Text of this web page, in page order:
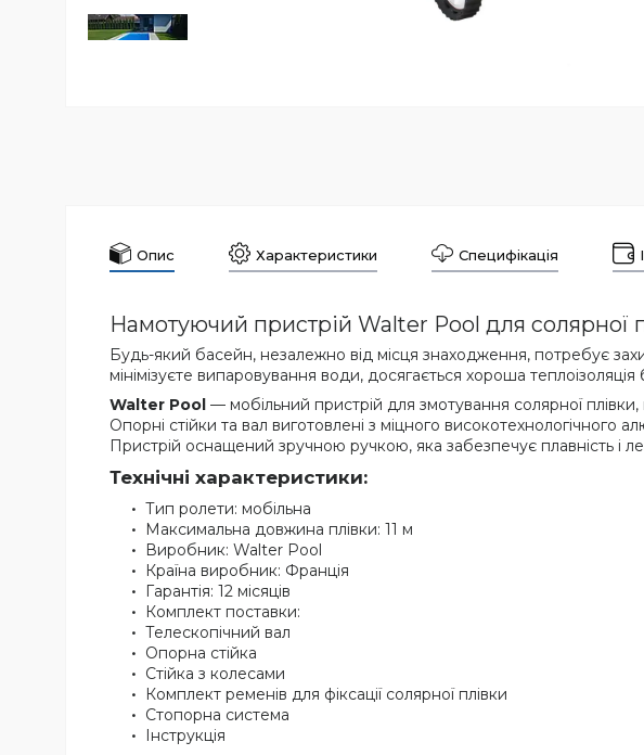
Опис Характеристики Специфікація
Намотуючий пристрій Walter Pool для солярної
Будь-який басейн, незалежно від місця знаходження, потребує
мінімізуєте випаровування води, досягається хороша
Walter Pool — мобільний пристрій для змотування солярної
Опорні стійки та вал виготовлені з міцного високотехнологічного
Пристрій оснащений зручною ручкою, яка забезпечує плавність і
Технічні характеристики:
Тип ролети: мобільна
Максимальна довжина плівки: 11 м
Виробник: Walter Pool
Країна виробник: Франція
Гарантія: 12 місяців
Комплект поставки:
Телескопічний вал
Опорна стійка
Стійка з колесами
Комплект ременів для фіксації солярної плівки
Стопорна система
Інструкція